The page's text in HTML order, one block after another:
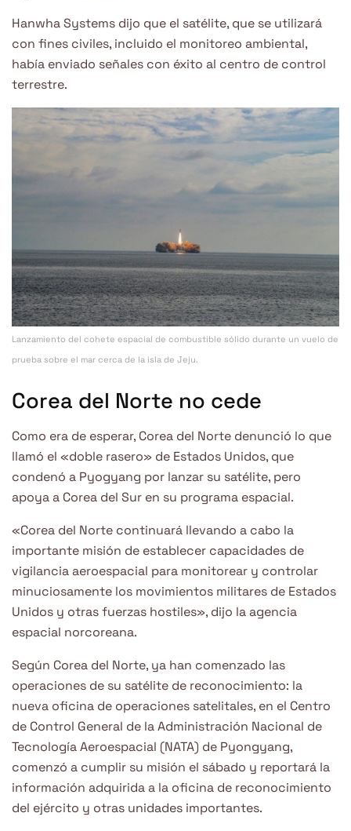
Hanwha Systems dijo que el satélite, que se utilizará
con fines civiles, incluido el monitoreo ambiental,
había enviado señales con éxito al centro de control
terrestre.
Lanzamiento del cohete espacial de combustible sólido durante un vuelo de
prueba sobre el mar cerca de la isla de Jeju.
Corea del Norte no cede
Como era de esperar, Corea del Norte denunció lo que
llamó el «doble rasero» de Estados Unidos, que
condenó a Pyogyang por lanzar su satélite, pero
apoya a Corea del Sur en su programa espacial.
«Corea del Norte continuará llevando a cabo la
importante misión de establecer capacidades de
vigilancia aeroespacial para monitorear y controlar
minuciosamente los movimientos militares de Estados
Unidos y otras fuerzas hostiles», dijo la agencia
espacial norcoreana.
Según Corea del Norte, ya han comenzado las
operaciones de su satélite de reconocimiento: la
nueva oficina de operaciones satelitales, en el Centro
de Control General de la Administración Nacional de
Tecnología Aeroespacial (NATA) de Pyongyang,
comenzó a cumplir su misión el sábado y reportará la
información adquirida a la oficina de reconocimiento
del ejército y otras unidades importantes.